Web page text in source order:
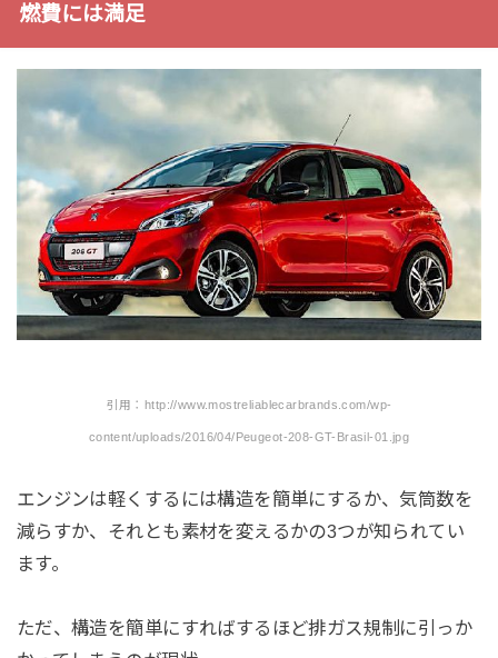
燃費には満足
引用：http://www.mostreliablecarbrands.com/wp-
content/uploads/2016/04/Peugeot-208-GT-Brasil-01.jpg
エンジンは軽くするには構造を簡単にするか、気筒数を
減らすか、それとも素材を変えるかの3つが知られてい
ます。
ただ、構造を簡単にすればするほど排ガス規制に引っか